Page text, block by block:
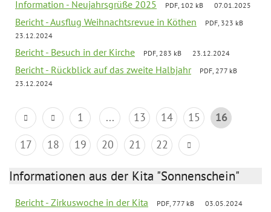
Information - Neujahrsgrüße 2025 PDF, 102 kB 07.01.2025
Bericht - Ausflug Weihnachtsrevue in Köthen
PDF, 323 kB
23.12.2024
Bericht - Besuch in der Kirche PDF, 283 kB 23.12.2024
Bericht - Rückblick auf das zweite Halbjahr
PDF, 277 kB
23.12.2024
1 ... 13 14 15
16
17
18 19 20 21 22
Informationen aus der Kita "Sonnenschein"
Bericht - Zirkuswoche in der Kita PDF, 777 kB 03.05.2024